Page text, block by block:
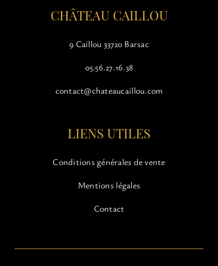
CHÂTEAU CAILLOU
9 Caillou 33720 Barsac
05.56.27.16.38
contact@chateaucaillou.com
LIENS UTILES
Conditions générales de vente
Mentions légales
Contact